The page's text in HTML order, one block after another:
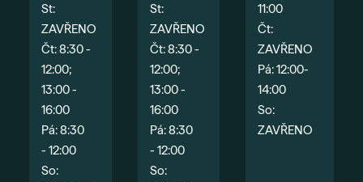
St:
ZAVŘENO
Čt: 8:30 -
12:00;
13:00 -
16:00
Pá: 8:30
- 12:00
So:
St:
ZAVŘENO
Čt: 8:30 -
12:00;
13:00 -
16:00
Pá: 8:30
- 12:00
So:
11:00
Čt:
ZAVŘENO
Pá: 12:00-
14:00
So:
ZAVŘENO